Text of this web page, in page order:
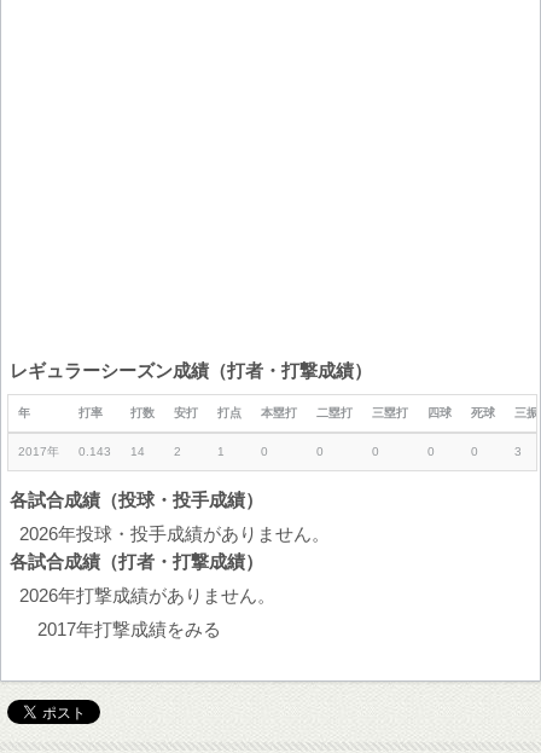
レギュラーシーズン成績（打者・打撃成績）
年 打率 打数 安打 打点 本塁打 二塁打 三塁打 四球 死球 三振
2017年 0.143 14 2 1 0 0 0 0 0 3
各試合成績（投球・投手成績）
2026年投球・投手成績がありません。
各試合成績（打者・打撃成績）
2026年打撃成績がありません。
2017年打撃成績をみる